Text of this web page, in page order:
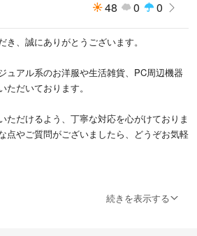
48 0 0
、誠にありがとうございます。
ュアル系のお洋服や生活雑貨、PC周辺機器
だいております。
ただけるよう、丁寧な対応を心がけておりま
点やご質問がございましたら、どうぞお気軽
2〜3日以内の発送を徹底しております。北
続きを表示する